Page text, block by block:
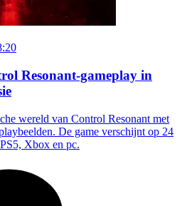
Resonant-gameplay in
wereld van Control Resonant met
De game verschijnt op 24
Xbox en pc.